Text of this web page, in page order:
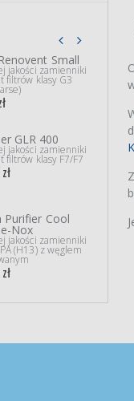
Small
jakości zamienniki
filtrów klasy G3
GLR 400
jakości zamienniki
filtrów klasy F7/F7
Purifier Cool
Nox
jakości zamienniki
(H13) z węglem